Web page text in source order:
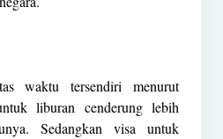
waktu tersendiri menurut
liburan cenderung lebih
Sedangkan visa untuk